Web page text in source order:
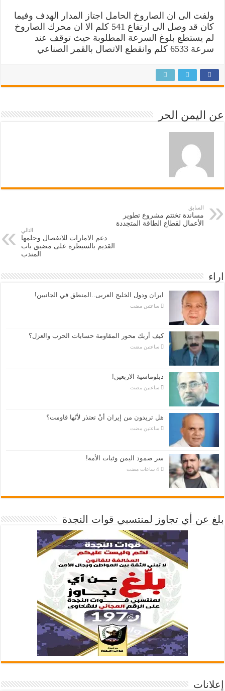
ولفت الى ان الصاروخ الحامل اجتاز المدار الهدف وفيما
كان قد وصل الى ارتفاع 541 كلم الا ان محرك الصاروخ
لم يستطع بلوغ السرعة المطلوبة حيث توقف عند
سرعة 6533 كلم وانقطع الاتصال بالقمر الصناعي
عن اليمن الحر
السابق
مساندة تختتم مشروع تطوير
الأعمال لقطاع الطاقة المتجددة
التالي
دعم الامارات للانفصال وحلمها
القديم بالسيطرة على مضيق باب
المندب
اراء
ايران ودول الخليج العربى..المنطق في الجانبين!
‏ساعتين مضت
كيف أربك محور المقاومة حسابات الحرب والعزل؟
‏ساعتين مضت
دبلوماسية الاربعين!
‏ساعتين مضت
هل تريدون من إيران أنْ تعتذر لأنّها قاومت؟
‏ساعتين مضت
سر صمود اليمن وثبات الأمة!
بلغ عن أي تجاوز لمنتسبي قوات النجدة
إعلانات